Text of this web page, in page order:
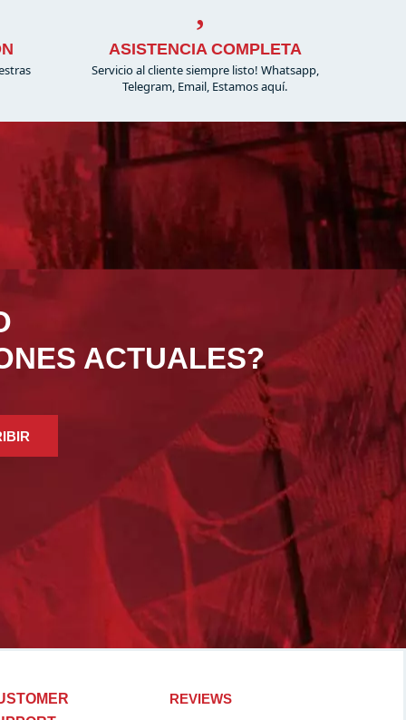
ASISTENCIA COMPLETA
Servicio al cliente siempre listo! Whatsapp,
Telegram, Email, Estamos aquí.
ACTUALES?
REVIEWS